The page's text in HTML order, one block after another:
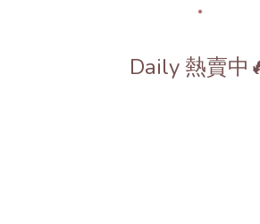
Daily 熱賣中